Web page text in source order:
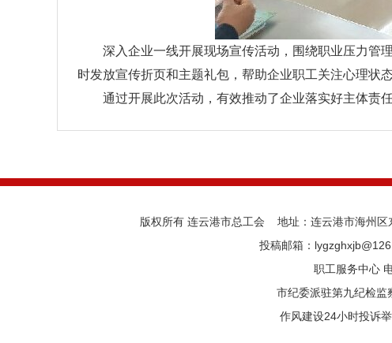
深入企业一线开展现场宣传活动，围绕职业压力管
时发放宣传折页和主题礼包，帮助企业职工关注心理状
通过开展此次活动，有效推动了企业落实好主体责
版权所有 连云港市总工会 地址：连云港市海州
投稿邮箱：
职工服务中心
市纪委派驻第九纪检
作风建设24小时投诉